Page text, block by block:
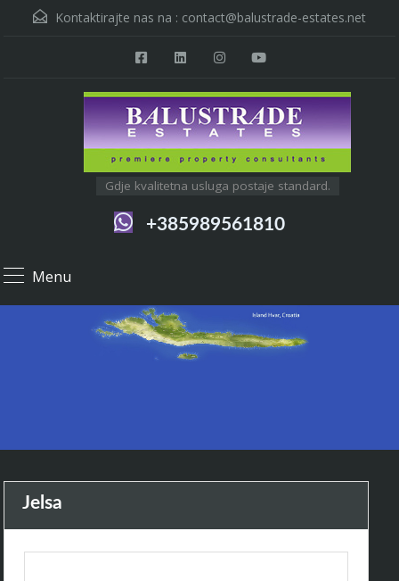
Kontaktirajte nas na : contact@balustrade-estates.net
Gdje kvalitetna usluga postaje standard.
+385989561810
Menu
Jelsa